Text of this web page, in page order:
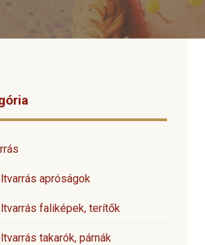
apróságok
faliképek, terítők
takarók, párnák